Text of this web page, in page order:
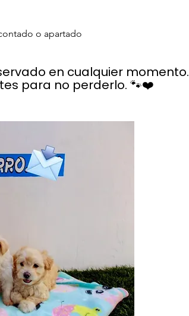
o apartado
en cualquier momento.
para no perderlo. 🐾❤️